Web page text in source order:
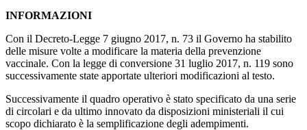
INFORMAZIONI
Con il Decreto-Legge 7 giugno 2017, n. 73 il Governo ha stabilito
delle misure volte a modificare la materia della prevenzione
vaccinale. Con la legge di conversione 31 luglio 2017, n. 119 sono
successivamente state apportate ulteriori modificazioni al testo.
Successivamente il quadro operativo è stato specificato da una serie
di circolari e da ultimo innovato da disposizioni ministeriali il cui
scopo dichiarato è la semplificazione degli adempimenti.